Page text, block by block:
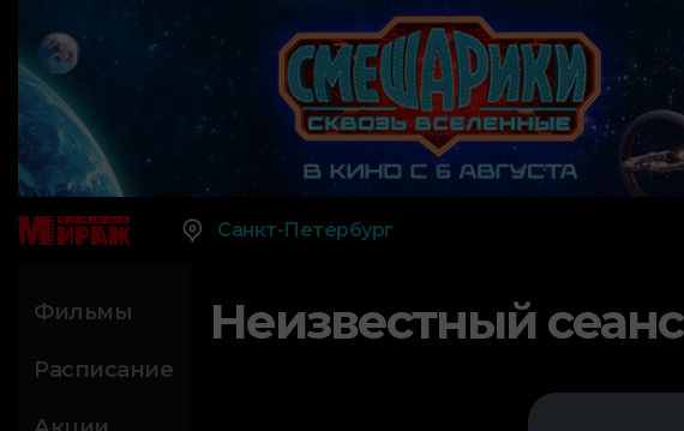
Санкт-Петербург
Фильмы
Расписание
Неизвестный сеанс